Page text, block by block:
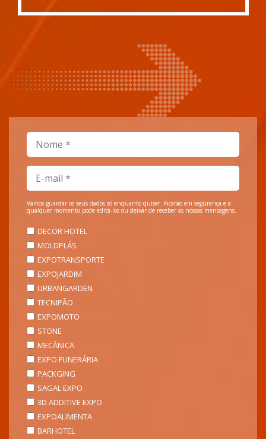
Vamos guardar os seus dados só enquanto quiser. Ficarão em segurança e a
qualquer momento pode editá-los ou deixar de receber as nossas mensagens.
DECOR HOTEL
MOLDPLÁS
EXPOTRANSPORTE
EXPOJARDIM
URBANGARDEN
TECNIPÃO
EXPOMOTO
STONE
MECÂNICA
EXPO FUNERÁRIA
PACKGING
SAGAL EXPO
3D ADDITIVE EXPO
EXPOALIMENTA
BARHOTEL